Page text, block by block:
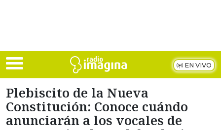
EN VIVO
Plebiscito de la Nueva
Constitución: Conoce cuándo
anunciarán a los vocales de